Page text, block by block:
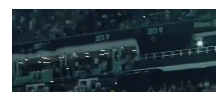
Mondo Mamma
News benessere
Salute
Viaggi e Turismo
Festività